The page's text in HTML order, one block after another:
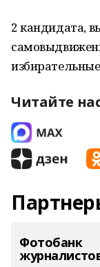
2 кандидата,
Читайте
Фотобанк